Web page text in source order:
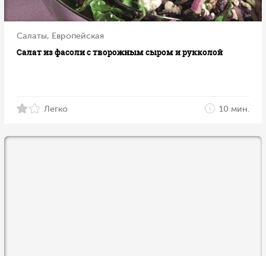
Салаты, Европейская
Салат из фасоли с творожным сыром и рукколой
Легко 10 мин.